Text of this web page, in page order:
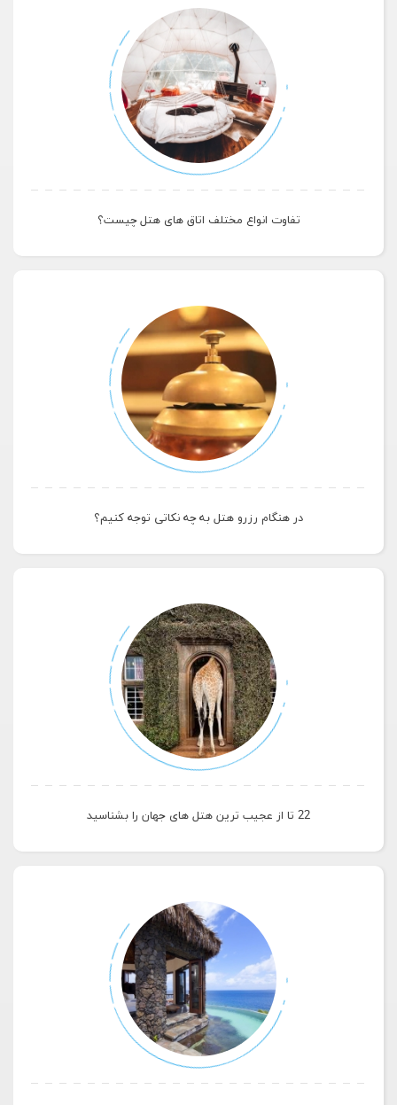
تفاوت انواع مختلف اتاق های هتل چیست؟
در هنگام رزرو هتل به چه نکاتی توجه کنیم؟
22 تا از عجیب ترین هتل های جهان را بشناسید